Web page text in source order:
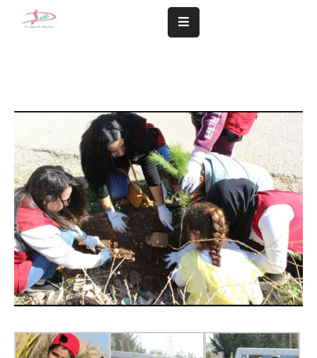
مجتمعنا
النشاطات
الشؤون
المالية
و
الإدارية
التعاميم
بلديتي